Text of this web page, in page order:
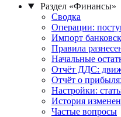
Раздел «Финансы»
Сводка
Операции:
Импорт
Правила
Начальные
Отчёт ДДС:
Отчёт о
Настройки:
История
Частые вопросы